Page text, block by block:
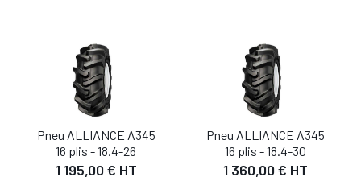
Pneu ALLIANCE A345
16 plis - 18.4-26
1 195,00 € HT
Pneu ALLIANCE A345
16 plis - 18.4-30
1 360,00 € HT